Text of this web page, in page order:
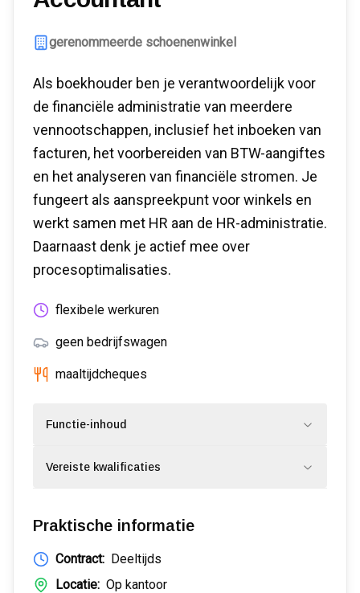
gerenommeerde schoenenwinkel
Als boekhouder ben je verantwoordelijk voor
de financiële administratie van meerdere
vennootschappen, inclusief het inboeken van
facturen, het voorbereiden van BTW-aangiftes
en het analyseren van financiële stromen. Je
fungeert als aanspreekpunt voor winkels en
werkt samen met HR aan de HR-administratie.
Daarnaast denk je actief mee over
procesoptimalisaties.
flexibele werkuren
geen bedrijfswagen
maaltijdcheques
Functie-inhoud
Vereiste kwalificaties
Praktische informatie
Contract: Deeltijds
Locatie: Op kantoor